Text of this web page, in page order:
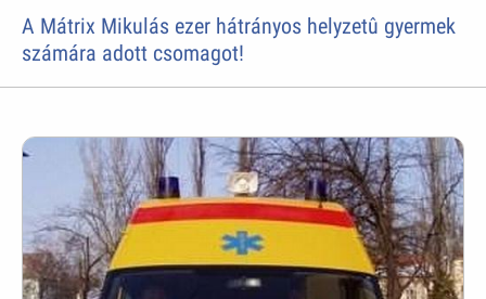
A Mátrix Mikulás ezer hátrányos helyzetû gyermek
számára adott csomagot!